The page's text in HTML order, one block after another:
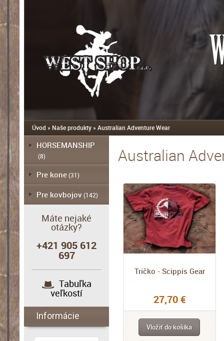
Úvod » Naše produkty»Australian Adventure Wear
Australian
Tričko - Scippis Gear
27,70 €
Vložiť do košíka
HORSEMANSHIP
(8)
Pre kone(31)
Pre kovbojov(142)
Máte nejaké
otázky?
+421 905 612
697
Tabuľka
veľkostí
Informácie